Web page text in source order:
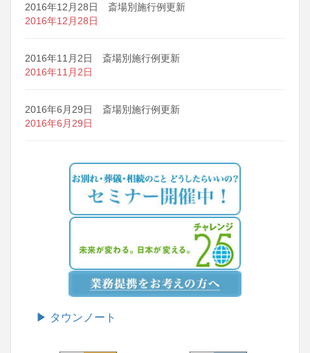
2016年12月28日 斎場別施行例更新
2016年12月28日
2016年11月2日 斎場別施行例更新
2016年11月2日
2016年6月29日 斎場別施行例更新
2016年6月29日
▶ タウンノート